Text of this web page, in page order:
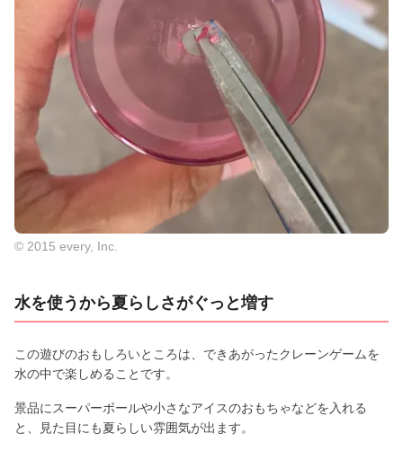
© 2015 every, Inc.
水を使うから夏らしさがぐっと増す
この遊びのおもしろいところは、できあがったクレーンゲームを
水の中で楽しめることです。
景品にスーパーボールや小さなアイスのおもちゃなどを入れる
と、見た目にも夏らしい雰囲気が出ます。